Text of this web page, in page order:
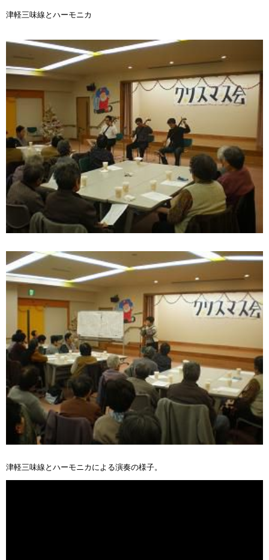
津軽三味線とハーモニカ
津軽三味線とハーモニカによる演奏の様子。